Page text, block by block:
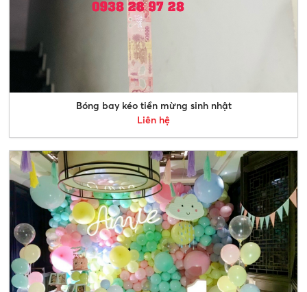
Bóng bay kéo tiền mừng sinh nhật
Liên hệ